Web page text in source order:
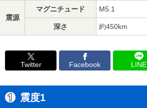
震源
マグニチュード M5.1
深さ 約450km
Twitter Facebook LINE
震度1